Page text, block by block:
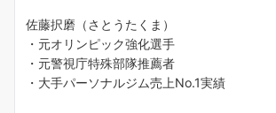
佐藤択磨（さとうたくま）
・元オリンピック強化選手
・元警視庁特殊部隊推薦者
・大手パーソナルジム売上No.1実績